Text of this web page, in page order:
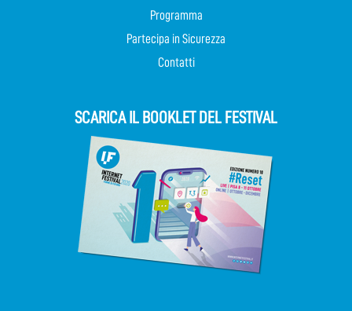
Programma
Partecipa in Sicurezza
Contatti
SCARICA IL BOOKLET DEL FESTIVAL